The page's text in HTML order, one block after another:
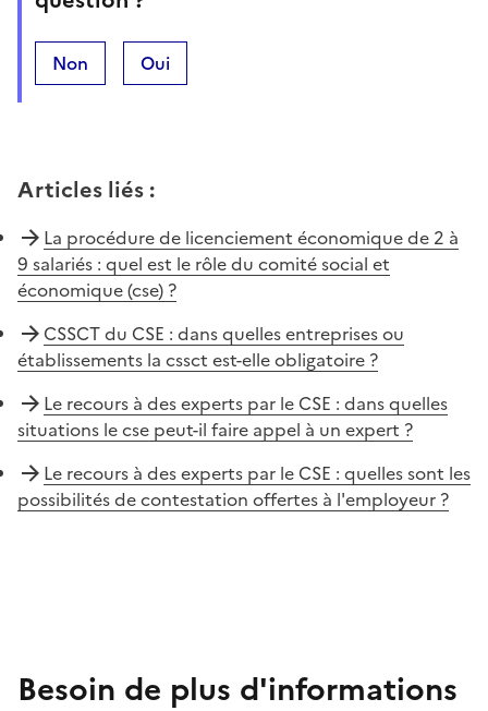
Non Oui
Articles liés :
La procédure de licenciement économique de 2 à
9 salariés : quel est le rôle du comité social et
économique (cse) ?
CSSCT du CSE : dans quelles entreprises ou
établissements la cssct est-elle obligatoire ?
Le recours à des experts par le CSE : dans quelles
situations le cse peut-il faire appel à un expert ?
Le recours à des experts par le CSE : quelles sont les
possibilités de contestation offertes à l'employeur ?
Besoin de plus d'informations